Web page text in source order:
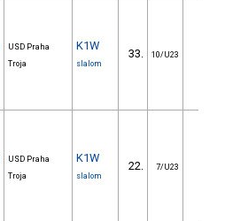
USD Praha
Troja
K1W
slalom
33. 10/U23
USD Praha
Troja
K1W
slalom
22. 7/U23